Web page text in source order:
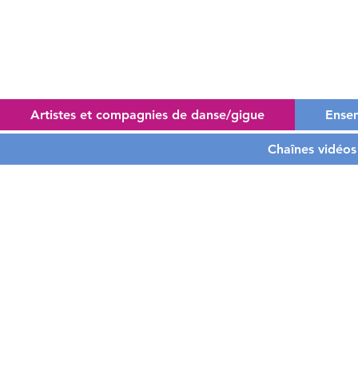
Artistes et compagnies de danse/gigue
Chaînes